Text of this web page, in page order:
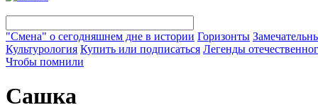
"Смена" о сегодняшнем дне в истории Горизонты
Культурология Купить или подписаться Легенды
Чтобы помнили
Сашка